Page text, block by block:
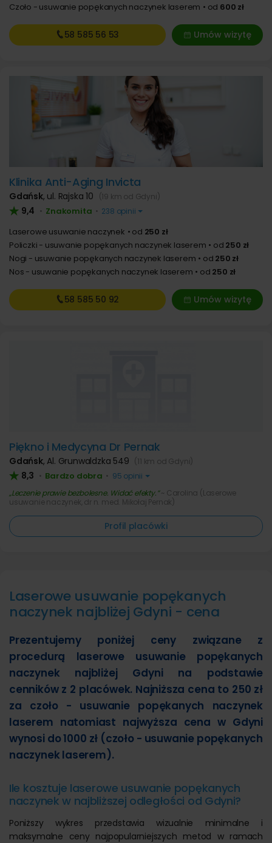
Czoło - usuwanie popękanych naczynek laserem
od 600 zł
Umów wizytę
58 585 56 53
Klinika Anti-Aging Invicta
Gdańsk, ul. Rajska 10 (19 km od Gdyni)
9,4 • Znakomita • 238 opinii
Laserowe usuwanie naczynek od 250 zł
Policzki - usuwanie popękanych naczynek laserem
od 250 zł
Nogi - usuwanie popękanych naczynek laserem
od 250 zł
Nos - usuwanie popękanych naczynek laserem
od 250 zł
Umów wizytę
58 585 50 92
Piękno i Medycyna Dr Pernak
Gdańsk, Al. Grunwaldzka 549 (11 km od Gdyni)
8,3 • Bardzo dobra • 95 opinii
Leczenie prawie bezbolesne. Widać efekty. ~ Carolina (Laserowe
usuwanie naczynek, dr n. med. Mikołaj Pernak)
Profil placówki
Laserowe usuwanie popękanych
naczynek najbliżej Gdyni - cena
Prezentujemy poniżej ceny związane z
procedurą laserowe usuwanie popękanych
naczynek najbliżej Gdyni na podstawie
cenników z 2 placówek. Najniższa cena to 250 zł
za czoło - usuwanie popękanych naczynek
laserem natomiast najwyższa cena w Gdyni
wynosi do 1000 zł (czoło - usuwanie popękanych
naczynek laserem).
Ile kosztuje laserowe usuwanie popękanych
naczynek w najbliższej odległości od Gdyni?
Poniższy wykres przedstawia wizualnie minimalne i
maksymalne ceny najpopularniejszych metod w ramach